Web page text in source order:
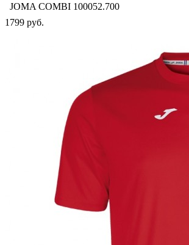
JOMA COMBI 100052.700
1799 руб.